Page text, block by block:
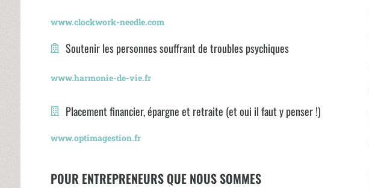
www.clockwork-needle.com
Soutenir les personnes souffrant de troubles psychiques
www.harmonie-de-vie.fr
Placement financier, épargne et retraite (et oui il faut y penser !)
www.optimagestion.fr
POUR ENTREPRENEURS QUE NOUS SOMMES